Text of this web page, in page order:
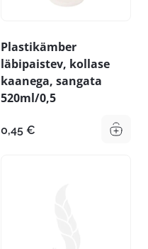
Plastikämber
läbipaistev, kollase
kaanega, sangata
520ml/0,5
0,45 €